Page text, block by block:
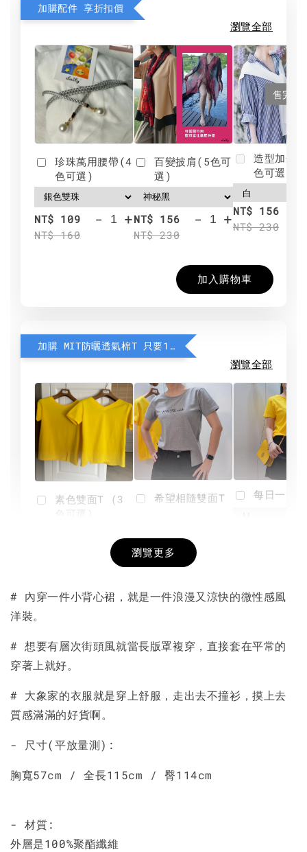
加購配件 享折扣價
瀏覽全部
珍珠萬用腰帶(4
色可選)
NT$ 109
NT$ 160
- +
百變披肩(5色可
選)
NT$ 156
NT$ 230
- +
售完
造型加分
色可選)
NT$ 156
NT$ 230
加入購物車
加購 MIT防曬透氣棉T 只要190元
瀏覽全部
素色雙面T (3
+
希望相隨雙面T
NT$ 190
-
每日一笑
瀏覽更多
# 內穿一件小背心裙，就是一件浪漫又涼快的微性感風
洋裝。
# 想要有層次街頭風就當長版罩複穿，直接套在平常的
穿著上就好。
# 大象家的衣服就是穿上舒服，走出去不撞衫，摸上去
質感滿滿的好貨啊。
- 尺寸(平放量測):
胸寬57cm / 全長115cm / 臀114cm
- 材質:
外層是100%聚酯纖維